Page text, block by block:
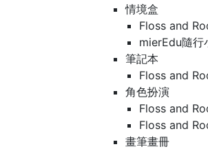
情境盒
Floss and
mierEdu隨行
筆記本
Floss and
角色扮演
Floss and
Floss and
畫筆畫冊